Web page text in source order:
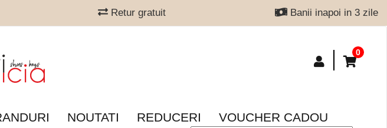
Retur gratuit Banii inapoi in 3 zile
0
NOUTATI REDUCERI VOUCHER CADOU